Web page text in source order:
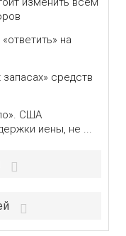
на
средств
США
иены, не ...